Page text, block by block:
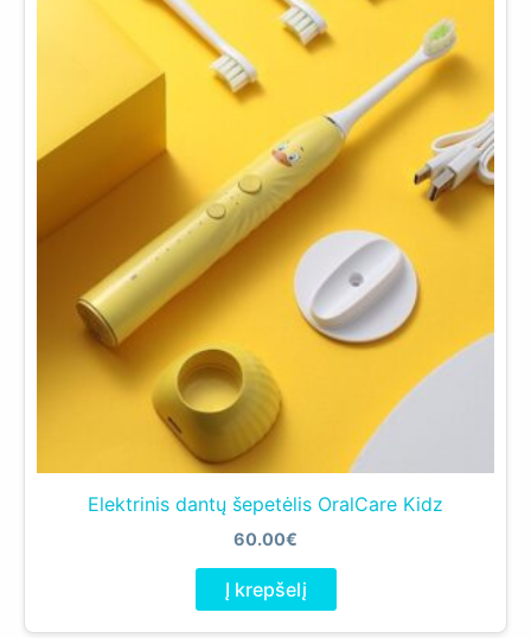
Elektrinis dantų šepetėlis OralCare Kidz
60.00€
Į krepšelį